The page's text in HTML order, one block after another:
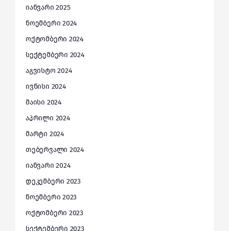
იანვარი 2025
ნოემბერი 2024
ოქტომბერი 2024
სექტემბერი 2024
აგვისტო 2024
ივნისი 2024
მაისი 2024
აპრილი 2024
მარტი 2024
თებერვალი 2024
იანვარი 2024
დეკემბერი 2023
ნოემბერი 2023
ოქტომბერი 2023
სექტემბერი 2023